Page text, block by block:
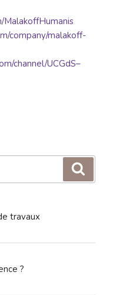
company/malakoff-
channel/UCGdS–
travaux
?